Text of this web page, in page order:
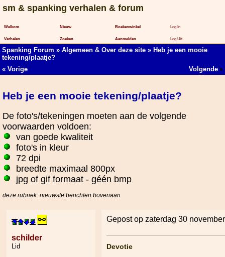
sm & spanking verhalen & forum
Welkom
Verhalen
Nieuw
Zoeken
Boekenwinkel
Aanmelden
Log In
Log Uit
Spanking Forum » Algemeen & Over deze site » Heb je een mooie
tekening/plaatje?
« Vorige Volgende »
Heb je een mooie tekening/plaatje?
De foto's/tekeningen moeten aan de volgende
voorwaarden voldoen:
van goede kwaliteit
foto's in kleur
72 dpi
breedte maximaal 800px
jpg of gif formaat - géén bmp
deze rubriek: nieuwste berichten bovenaan
schilder
Lid
Gepost op zaterdag 30
Devotie